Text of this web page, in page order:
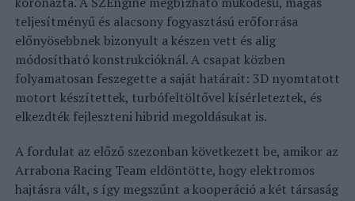
teljesítményű és alacsony fogyasztású erőforrása
előnyösebbnek bizonyult a készen vett és alig
módosítható konstrukcióknál. A csapat közben
folyamatosan feszegette a saját határait: 3D nyomtatott
motort készítettek, turbófeltöltővel kísérleteztek, és
elkezdték fejleszteni hibrid megoldásukat is.
A fordulat az előző szezonban következett be, amikor az
Arrabona Racing Team eldöntötte, hogy elektromos
hajtásra vált, s így megszűnt a kooperáció a két társaság